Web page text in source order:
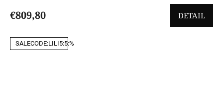
€809,80 DETAIL
SALECODE:LILI5:5:%